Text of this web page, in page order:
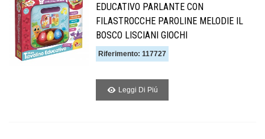
EDUCATIVO PARLANTE CON
FILASTROCCHE PAROLINE MELODIE IL
BOSCO LISCIANI GIOCHI
Riferimento: 117727
Leggi Di Piú